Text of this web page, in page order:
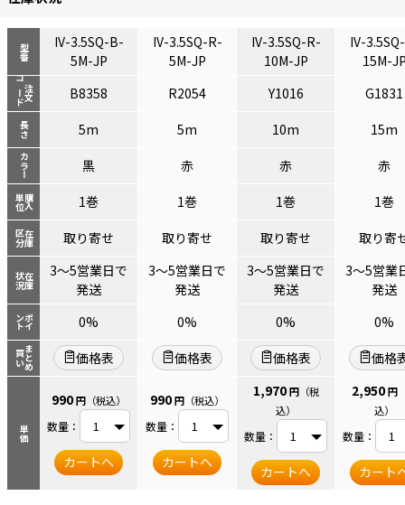
型番
注文
コード
長さ
カラー
購入
単位
在庫
区分
在庫
状況
ポイ
ント
まとめ
買い
単価
IV-3.5SQ-B-
5M-JP
IV-3.5SQ-R-
5M-JP
IV-3.5SQ-R-
10M-JP
IV-
15M-
B8358
R2054 Y1016
G1831
5m
5m 10m
15m
黒
赤 赤
赤
1巻
1巻 1巻
1巻
取り寄せ
取り寄せ 取り寄せ
取り寄
3～5営業日で
発送
3～5営業日で
発送
3～5営業日で
発送
3～5営業
発送
0%
0% 0%
0%
価格表
価格表 価格表 価格
990円 （税込）
数量：
カートへ
990円 （税込）
数量：
カートへ
1,970 円（税
込）
数量：
カートへ
2,950 円
込）
数量：
カート